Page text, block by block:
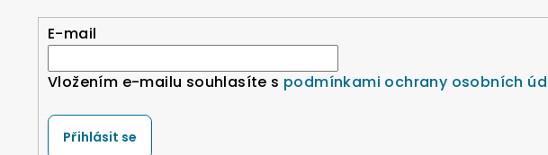
E-mail
Vložením e-mailu souhlasíte s podmínkami ochrany osobních
Přihlásit se